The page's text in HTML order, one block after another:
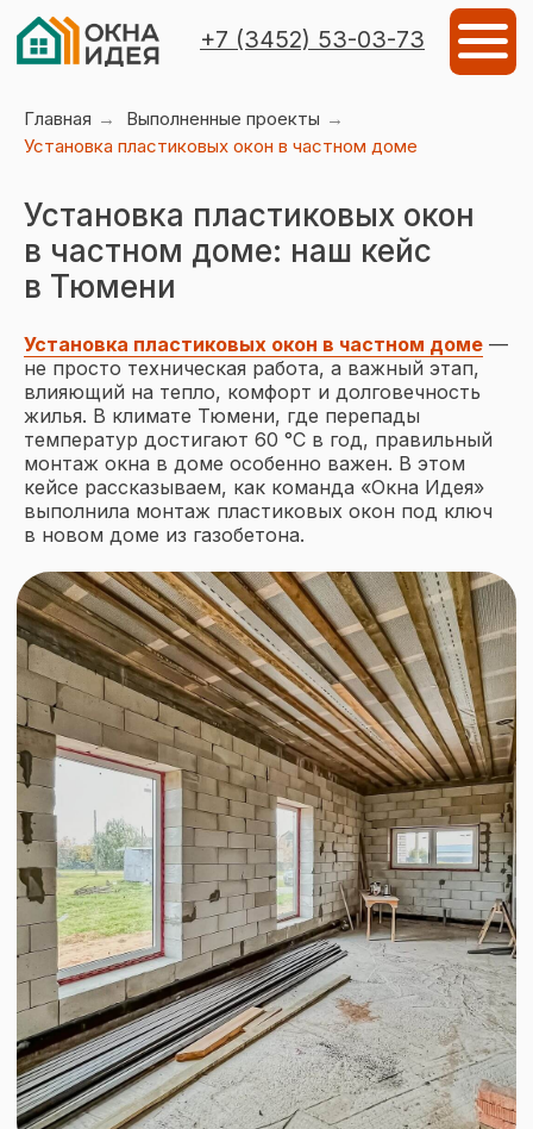
+7 (3452) 53-03-73
Объекты остекления Виды
Главная → Выполненные проекты →
Установка пластиковых окон в частном доме
Установка пластиковых окон
в частном доме: наш кейс
в Тюмени
Установка пластиковых окон в частном доме —
не просто техническая работа, а важный этап,
влияющий на тепло, комфорт и долговечность
жилья. В климате Тюмени, где перепады
температур достигают 60 °C в год, правильный
монтаж окна в доме особенно важен. В этом
кейсе рассказываем, как команда «Окна Идея»
выполнила монтаж пластиковых окон под ключ
в новом доме из газобетона.